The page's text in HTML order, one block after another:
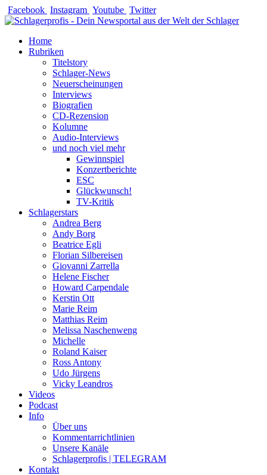
Zum
Inhalt
Facebook Instagram Youtube Twitter
Home
Rubriken
Titelstory
Schlager-News
Neuerscheinungen
Interviews
Biografien
CD-Rezension
Kolumne
Audio-Interviews
und noch viel mehr
Gewinnspiel
Konzertberichte
ESC
Glückwunsch!
TV-Kritik
Schlagerstars
Andrea Berg
Andy Borg
Beatrice Egli
Florian Silbereisen
Giovanni Zarrella
Helene Fischer
Howard Carpendale
Kerstin Ott
Marie Reim
Matthias Reim
Melissa Naschenweng
Michelle
Roland Kaiser
Ross Antony
Udo Jürgens
Vicky Leandros
Videos
Podcast
Info
Über uns
Kommentarrichtlinien
Unsere Kanäle
Schlagerprofis | TELEGRAM
Kontakt